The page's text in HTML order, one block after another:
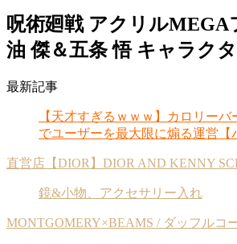
呪術廻戦 アクリルMEGA
油 傑＆五条 悟 キャラク
最新記事
【天才すぎるｗｗｗ】カロリー
でユーザーを最大限に煽る運営【
直営店【DIOR】DIOR AND KENNY
鏡&小物、アクセサリー入れ
MONTGOMERY×BEAMS / ダッフルコ